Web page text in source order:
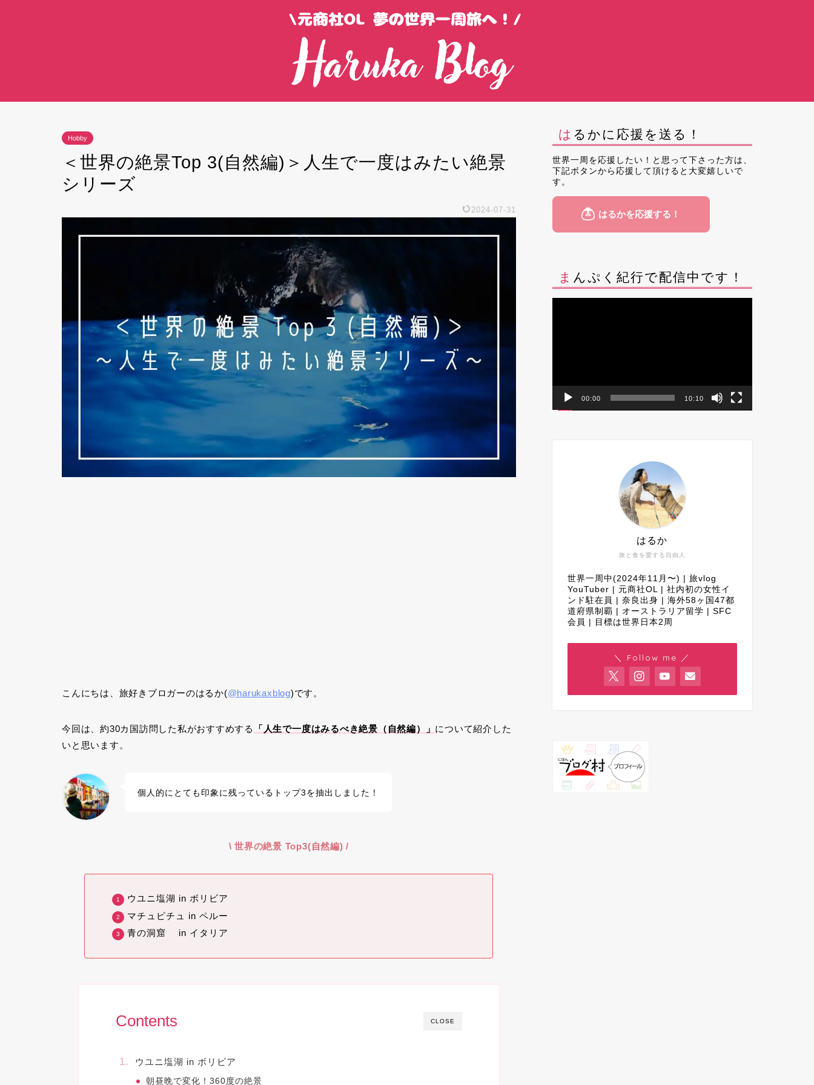
Hobby
＜世界の絶景Top 3(自然編)＞人生で一度はみたい絶景
シリーズ
2024-07-31
こんにちは、旅好きブロガーのはるか(@harukaxblog)です。
今回は、約30カ国訪問した私がおすすめする 「人生で一度はみるべき絶景（自然編）」 について紹介した
いと思います。
個人的にとても印象に残っているトップ3を抽出しました！
\ 世界の絶景 Top3(自然編) /
ウユニ塩湖 in ボリビア
マチュピチュ in ペルー
青の洞窟 in イタリア
CLOSE
Contents
ウユニ塩湖 in ボリビア
朝昼晩で変化！360度の絶景
はるかに応援を送る！
世界一周を応援したい！と思って下さった方は、
下記ボタンから応援して頂けると大変嬉しいで
す。
まんぷく紀行で配信中です！
00:00 10:10
旅と食を愛する自由人
はるか
世界一周中(2024年11月〜) | 旅vlog
YouTuber | 元商社OL | 社内初の女性イ
ンド駐在員 | 奈良出身 | 海外58ヶ国47都
道府県制覇 | オーストラリア留学 | SFC
会員 | 目標は世界日本2周
＼ Follow me ／